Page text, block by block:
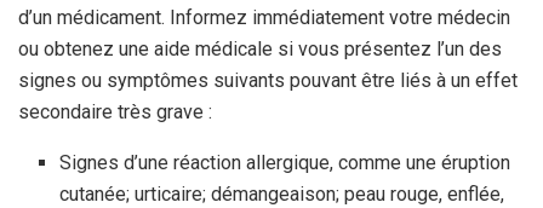
d’un médicament. Informez immédiatement votre médecin
ou obtenez une aide médicale si vous présentez l’un des
signes ou symptômes suivants pouvant être liés à un effet
secondaire très grave :
Signes d’une réaction allergique, comme une éruption
cutanée; urticaire; démangeaison; peau rouge, enflée,